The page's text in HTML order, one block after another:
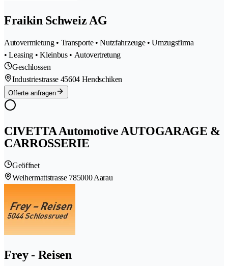
Fraikin Schweiz AG
Autovermietung • Transporte • Nutzfahrzeuge • Umzugsfirma
• Leasing • Kleinbus • Autovertretung
Geschlossen
Industriestrasse 45604 Hendschiken
Offerte anfragen
CIVETTA Automotive AUTOGARAGE &
CARROSSERIE
Geöffnet
Weihermattstrasse 785000 Aarau
Frey - Reisen